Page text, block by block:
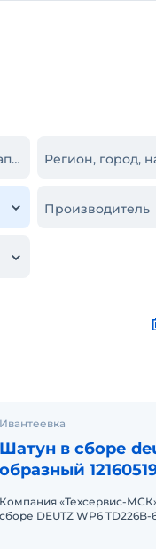
Номер (артикул) или название запчасти Регион, город,
Производитель
Ивантеевка
Шатун в сборе
образный
Компания «Техсервис-
сборе DEUTZ WP6 TD226B-